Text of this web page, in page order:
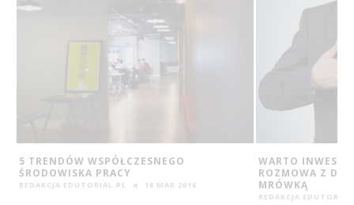
WARTO INWESTOWAĆ W STUDIA MBA –
ROZMOWA Z DREM HAB. RAFAŁEM
MRÓWKĄ
POLSKIE
WYZWANIA
WITOLD ORŁOWSKI